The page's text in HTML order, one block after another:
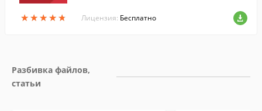
★★★★★
★★★★★ Лицензия: Бесплатно
Разбивка файлов,
статьи